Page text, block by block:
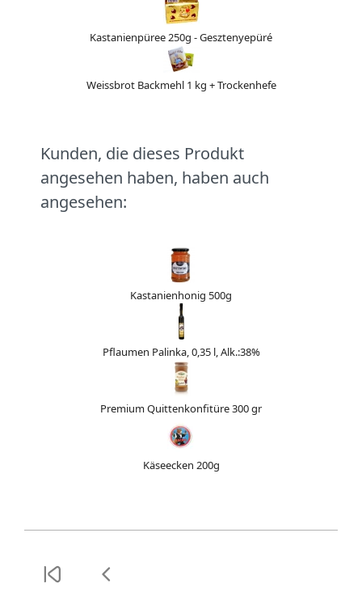
Kastanienpüree 250g - Gesztenyepüré
Weissbrot Backmehl 1 kg + Trockenhefe
Kunden, die dieses Produkt
angesehen haben, haben auch
angesehen:
Kastanienhonig 500g
Pflaumen Palinka, 0,35 l, Alk.:38%
Premium Quittenkonfitüre 300 gr
Käseecken 200g